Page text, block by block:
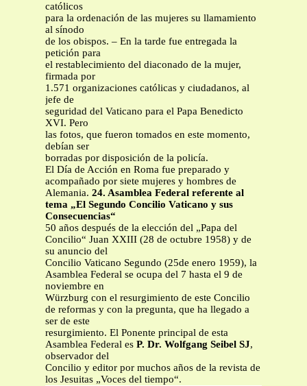
católicos
para la ordenación de las mujeres su llamamiento
al sínodo
de los obispos. – En la tarde fue entregada la
petición para
el restablecimiento del diaconado de la mujer,
firmada por
1.571 organizaciones católicas y ciudadanos, al
jefe de
seguridad del Vaticano para el Papa Benedicto
XVI. Pero
las fotos, que fueron tomados en este momento,
debían ser
borradas por disposición de la policía.
El Día de Acción en Roma fue preparado y
acompañado por siete mujeres y hombres de
Alemania. 24. Asamblea Federal referente al
tema „El Segundo Concilio Vaticano y sus
Consecuencias“
50 años después de la elección del „Papa del
Concilio“ Juan XXIII (28 de octubre 1958) y de
su anuncio del
Concilio Vaticano Segundo (25de enero 1959), la
Asamblea Federal se ocupa del 7 hasta el 9 de
noviembre en
Würzburg con el resurgimiento de este Concilio
de reformas y con la pregunta, que ha llegado a
ser de este
resurgimiento. El Ponente principal de esta
Asamblea Federal es P. Dr. Wolfgang Seibel SJ,
observador del
Concilio y editor por muchos años de la revista de
los Jesuitas „Voces del tiempo“.